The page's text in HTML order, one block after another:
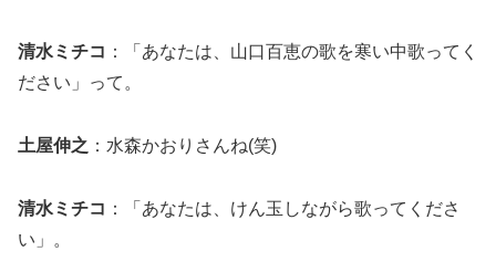
清水ミチコ ：「あなたは、山口百恵の歌を寒い中歌ってく
ださい」って。
土屋伸之 ：水森かおりさんね(笑)
清水ミチコ ：「あなたは、けん玉しながら歌ってくださ
い」。